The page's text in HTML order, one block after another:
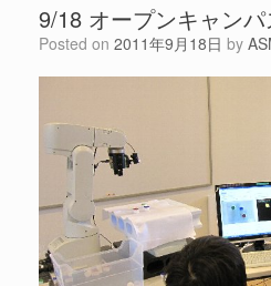
9/18 オープンキャンパ
Posted on 2011年9月18日 by